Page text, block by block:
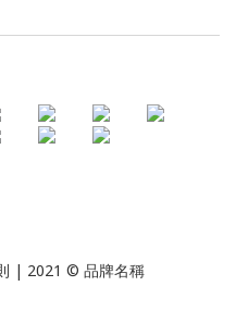
| 2021 © 品牌名稱